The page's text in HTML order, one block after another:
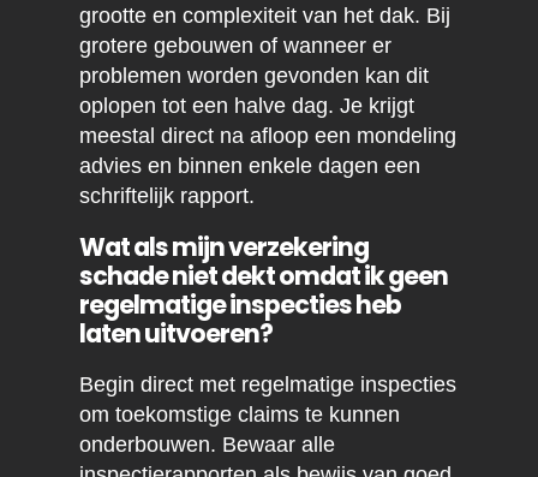
grootte en complexiteit van het dak. Bij
grotere gebouwen of wanneer er
problemen worden gevonden kan dit
oplopen tot een halve dag. Je krijgt
meestal direct na afloop een mondeling
advies en binnen enkele dagen een
schriftelijk rapport.
Wat als mijn verzekering
schade niet dekt omdat ik geen
regelmatige inspecties heb
laten uitvoeren?
Begin direct met regelmatige inspecties
om toekomstige claims te kunnen
onderbouwen. Bewaar alle